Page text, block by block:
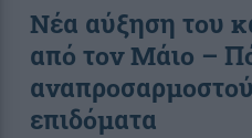
Νέα αύξηση του
από τον Μάιο –
επιδόματα